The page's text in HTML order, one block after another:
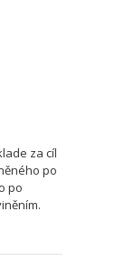
za cíl
po
po